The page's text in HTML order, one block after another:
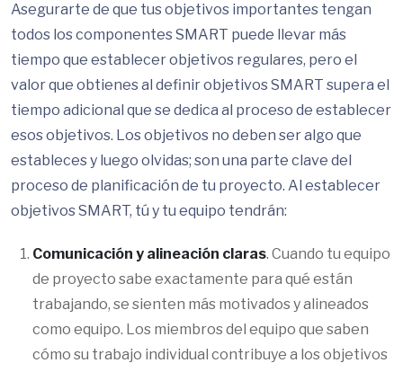
Asegurarte de que tus objetivos importantes tengan
todos los componentes SMART puede llevar más
tiempo que establecer objetivos regulares, pero el
valor que obtienes al definir objetivos SMART supera el
tiempo adicional que se dedica al proceso de establecer
esos objetivos. Los objetivos no deben ser algo que
estableces y luego olvidas; son una parte clave del
proceso de planificación de tu proyecto. Al establecer
objetivos SMART, tú y tu equipo tendrán:
Comunicación y alineación claras. Cuando tu equipo
de proyecto sabe exactamente para qué están
trabajando, se sienten más motivados y alineados
como equipo. Los miembros del equipo que saben
cómo su trabajo individual contribuye a los objetivos